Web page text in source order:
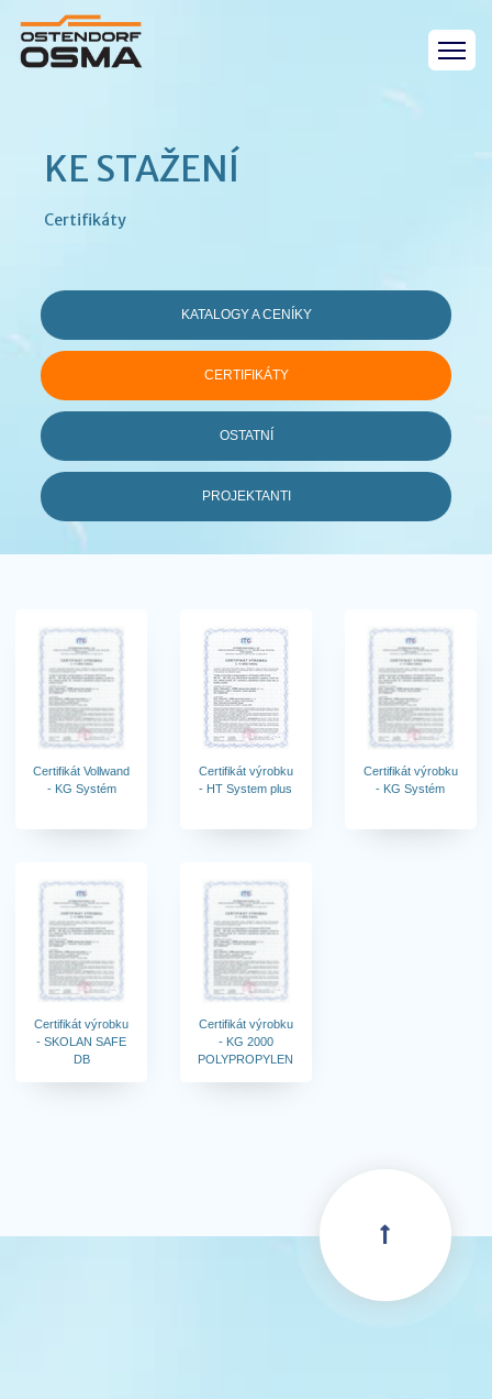
KE STAŽENÍ
Certifikáty
KATALOGY A CENÍKY
CERTIFIKÁTY
OSTATNÍ
PROJEKTANTI
Certifikát Vollwand
- KG Systém
Certifikát výrobku
- HT System plus
Certifikát výrobku
- KG Systém
Certifikát výrobku
- SKOLAN SAFE
DB
Certifikát výrobku
- KG 2000
POLYPROPYLEN